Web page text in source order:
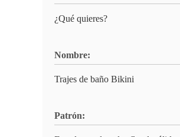
¿Qué quieres?
Nombre:
Trajes de baño Bikini
Patrón: